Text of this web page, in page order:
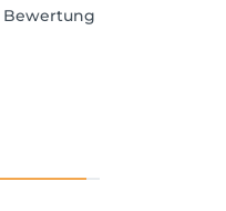
Bewertung